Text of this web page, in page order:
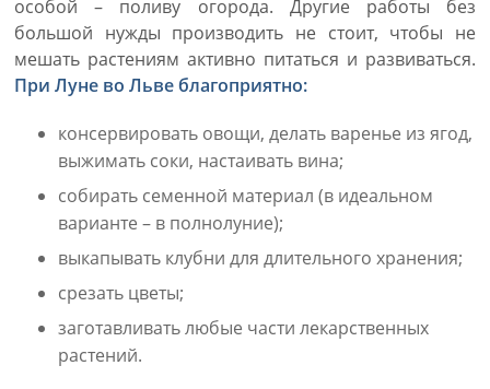
особой – поливу огорода. Другие работы без
большой нужды производить не стоит, чтобы не
мешать растениям активно питаться и развиваться.
При Луне во Льве благоприятно:
консервировать овощи, делать варенье из ягод,
выжимать соки, настаивать вина;
собирать семенной материал (в идеальном
варианте – в полнолуние);
выкапывать клубни для длительного хранения;
срезать цветы;
заготавливать любые части лекарственных
растений.